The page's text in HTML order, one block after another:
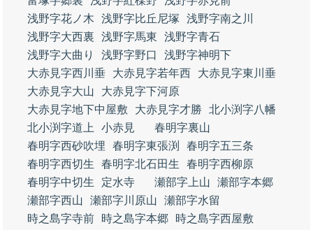
浅野字花ノ木
浅野字比丘尼塚
浅野字南之川
浅野字大西裏
浅野字馬東
浅野字青石
浅野字大曲り
浅野字野口
浅野字神明下
大赤見字西川垂
大赤見字若年西
大赤見字東川垂
大赤見字大山
大赤見字下河原
大赤見字地下中屋敷
大赤見字才勝
北小渕字八幡
北小渕字道上
小赤見
春明字裏山
春明字西砂吹埋
春明字東張渕
春明字五三条
春明字西切生
春明字北石田生
春明字西柳原
春明字中切生
定水寺 瀬部字上山
瀬部字本郷
瀬部字西山
瀬部字川原山
瀬部字水留
時之島字寺前
時之島字本郷
時之島字西屋敷